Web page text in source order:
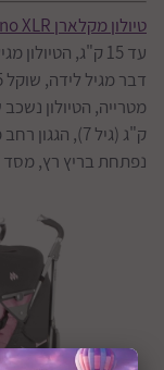
טיולון מקלארן Techno XLR
עד 15 ק"ג,
ק"ג (גיל 7),
נפתחת בריץ רץ, מסד